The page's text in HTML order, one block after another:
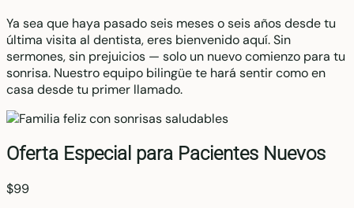
Ya sea que haya pasado seis meses o seis años desde tu
última visita al dentista, eres bienvenido aquí. Sin
sermones, sin prejuicios — solo un nuevo comienzo para tu
sonrisa. Nuestro equipo bilingüe te hará sentir como en
casa desde tu primer llamado.
Oferta Especial para Pacientes Nuevos
$99